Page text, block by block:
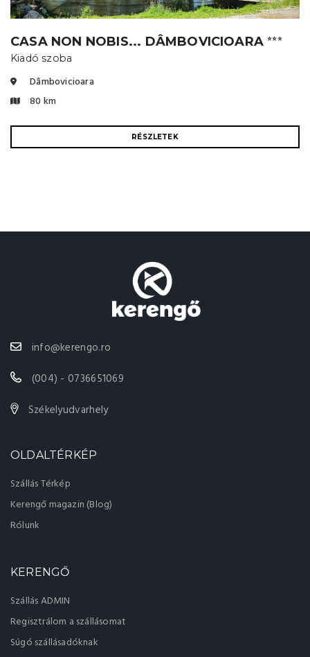
CASA NON NOBIS... DÂMBOVICIOARA⭐⭐⭐
Kiadó szoba
Dâmbovicioara
80 km
RÉSZLETEK
info@kerengo.ro
(004) - 0736651069
Székelyudvarhely
OLDALTÉRKÉP
Szállás Térkép
Kerengő magazin (Blog)
Rólunk
KERENGŐ
Szállás ADMIN
Regisztrálom a szállásomat
Súgó szállásadóknak